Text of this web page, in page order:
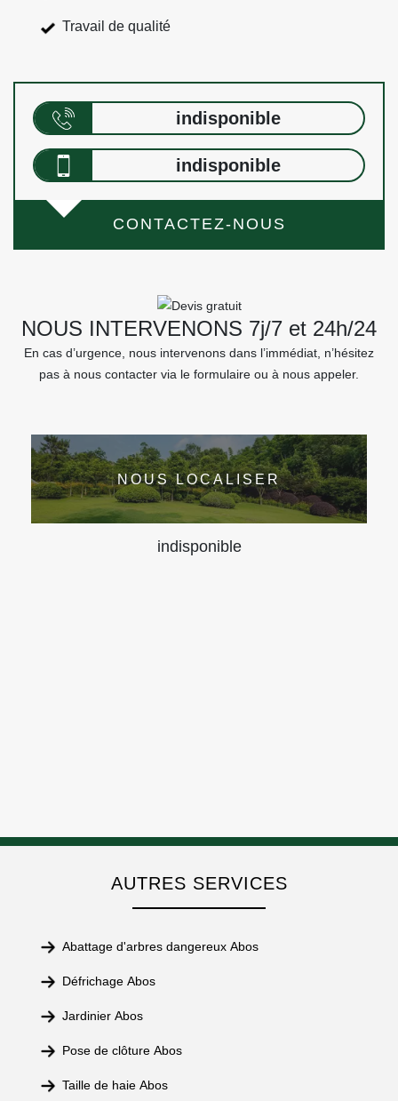
Travail de qualité
indisponible
indisponible
CONTACTEZ-NOUS
NOUS INTERVENONS 7j/7 et 24h/24
En cas d’urgence, nous intervenons dans l’immédiat, n’hésitez
pas à nous contacter via le formulaire ou à nous appeler.
NOUS LOCALISER
indisponible
AUTRES SERVICES
Abattage d'arbres dangereux Abos
Défrichage Abos
Jardinier Abos
Pose de clôture Abos
Taille de haie Abos